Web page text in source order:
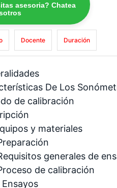
asesoria? Chatea
Docente Duración
De Los
de calibración
y materiales
generales de
de calibración
Ensayos